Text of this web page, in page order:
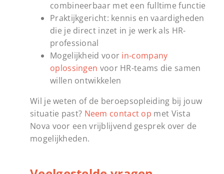
combineerbaar met een fulltime functie
Praktijkgericht: kennis en vaardigheden
die je direct inzet in je werk als HR-
professional
Mogelijkheid voor in-company
oplossingen voor HR-teams die samen
willen ontwikkelen
Wil je weten of de beroepsopleiding bij jouw
situatie past? Neem contact op met Vista
Nova voor een vrijblijvend gesprek over de
mogelijkheden.